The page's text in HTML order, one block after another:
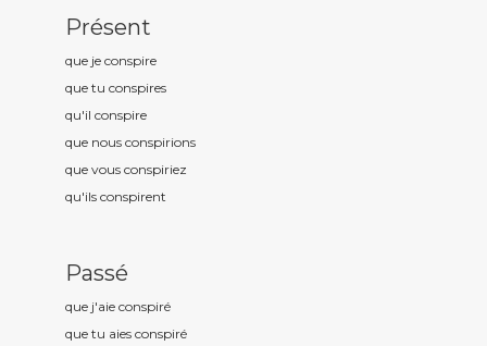
Présent
que je conspire
que tu conspires
qu'il conspire
que nous conspirions
que vous conspiriez
qu'ils conspirent
Passé
que j'aie conspiré
que tu aies conspiré